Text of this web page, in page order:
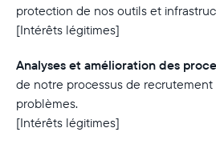
protection de nos outils et
[Intérêts légitimes]
Analyses et amélioration des
de notre processus de
problèmes.
[Intérêts légitimes]